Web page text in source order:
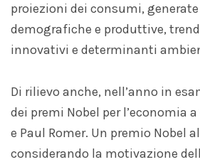
proiezioni dei consumi,
demografiche e produttive,
innovativi e determinanti
Di rilievo anche, nell’anno in
dei premi Nobel per l’economia
e Paul Romer. Un premio Nobel
considerando la motivazione